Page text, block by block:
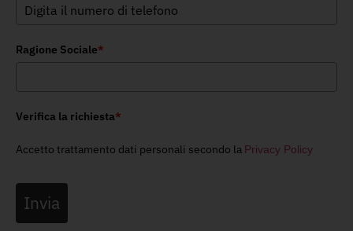
Ragione Sociale*
Verifica la richiesta*
Accetto trattamento dati personali secondo la Privacy Policy
Invia